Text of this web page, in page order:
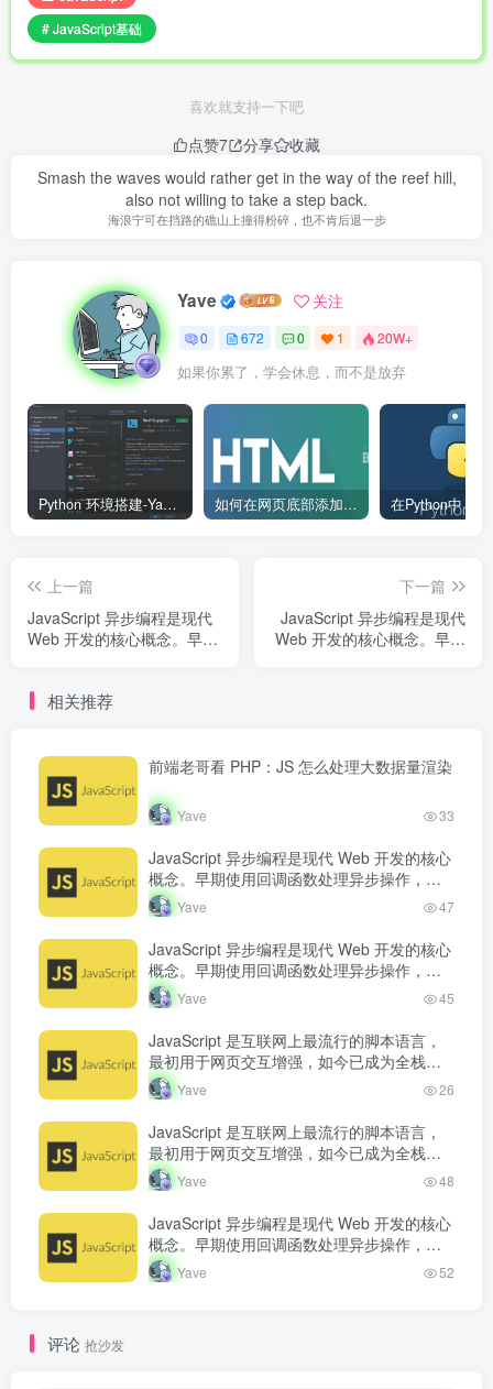
# JavaScript基础
喜欢就支持一下吧
点赞7 分享
收藏
Smash the waves would rather get in the way of the reef hill,
also not willing to take a step back.
海浪宁可在挡路的礁山上撞得粉碎，也不肯后退一步
Yave 关注
0 672 0 1 20W+
如果你累了，学会休息，而不是放弃
Python 环境搭建-Yave520-专业开发者社区 如何在网页底部添加版权信息？
上一篇
JavaScript 异步编程是现代
Web 开发的核心概念。早期
Promise 的出现改善了异步
下一篇
JavaScript 异步编程是现代
Web 开发的核心概念。早期
相关推荐
前端老哥看 PHP：JS 怎么处理大数据量渲染
Yave 33
JavaScript 异步编程是现代 Web 开发的核心
概念。早期使用回调函数处理异步操作，但
容易产生回调地狱。Promise 的出现改善了
异步代码的可读…
Yave 47
JavaScript 异步编程是现代 Web 开发的核心
概念。早期使用回调函数处理异步操作，但
容易产生回调地狱。Promise 的出现改善了
异步代码的可读…
Yave 45
JavaScript 是互联网上最流行的脚本语言，
最初用于网页交互增强，如今已成为全栈开
发语言。从浏览器端的页面动态效果，到服
务端的 Node.js 运行…
Yave 26
JavaScript 是互联网上最流行的脚本语言，
最初用于网页交互增强，如今已成为全栈开
发语言。从浏览器端的页面动态效果，到服
务端的 Node.js 运行…
Yave 48
JavaScript 异步编程是现代 Web 开发的核心
概念。早期使用回调函数处理异步操作，但
容易产生回调地狱。Promise 的出现改善了
异步代码的可读…
Yave 52
评论 抢沙发